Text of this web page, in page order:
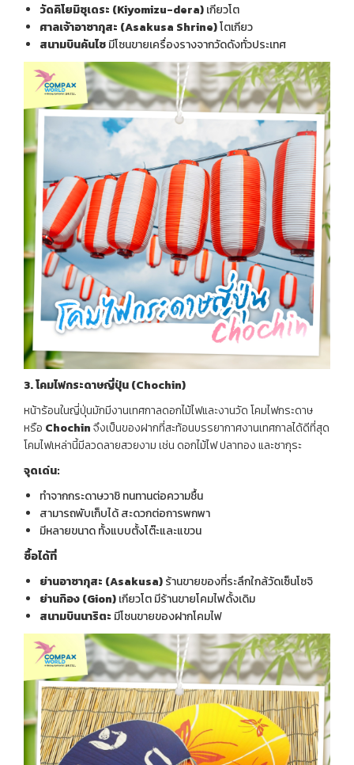
วัดคิโยมิซุเดระ (Kiyomizu-dera)เกียวโต
ศาลเจ้าอาซากุสะ (Asakusa Shrine)โตเกียว
สนามบินคันไซมีโซนขายเครื่องรางจากวัดดังทั่วประเทศ
3.โคมไฟกระดาษญี่ปุ่น (Chochin)
หน้าร้อนในญี่ปุ่นมักมีงานเทศกาลดอกไม้ไฟและงานวัด โคมไฟกระดาษ
หรือ Chochinจึงเป็นของฝากที่สะท้อนบรรยากาศงานเทศกาลได้ดีที่สุด
โคมไฟเหล่านี้มีลวดลายสวยงาม เช่น ดอกไม้ไฟ ปลาทอง และซากุระ
จุดเด่น:
ทำจากกระดาษวาชิ ทนทานต่อความชื้น
สามารถพับเก็บได้ สะดวกต่อการพกพา
มีหลายขนาด ทั้งแบบตั้งโต๊ะและแขวน
ซื้อได้ที่
ย่านอาซากุสะ (Asakusa)ร้านขายของที่ระลึกใกล้วัดเซ็นโซจิ
ย่านกิอง (Gion)เกียวโต มีร้านขายโคมไฟดั้งเดิม
สนามบินนาริตะ มีโซนขายของฝากโคมไฟ